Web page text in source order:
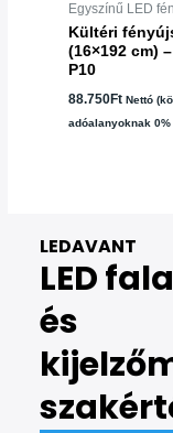
Egyszínű LED
Kültéri
(16×192 cm)
P10
88.750Ft Nettó
adóalanyoknak 0%
LEDAVANT
LED
és